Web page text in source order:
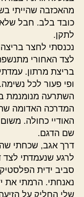
מהאכזבה שהייתי
כובד בלב. חבל שלא
לתקן.
נכנסתי לחצר
לצד האחורי
בריצת מרתון.
ופי פעור לכל
השתרעה מנומנמת
המדרכה האדומה
האודיי כחולה.
שם הדגם.
דרך אגב, שכחתי
לרגע שנעמדתי לצד
סביב ידית
נאנחתי. הרמתי את
שלי החליק על